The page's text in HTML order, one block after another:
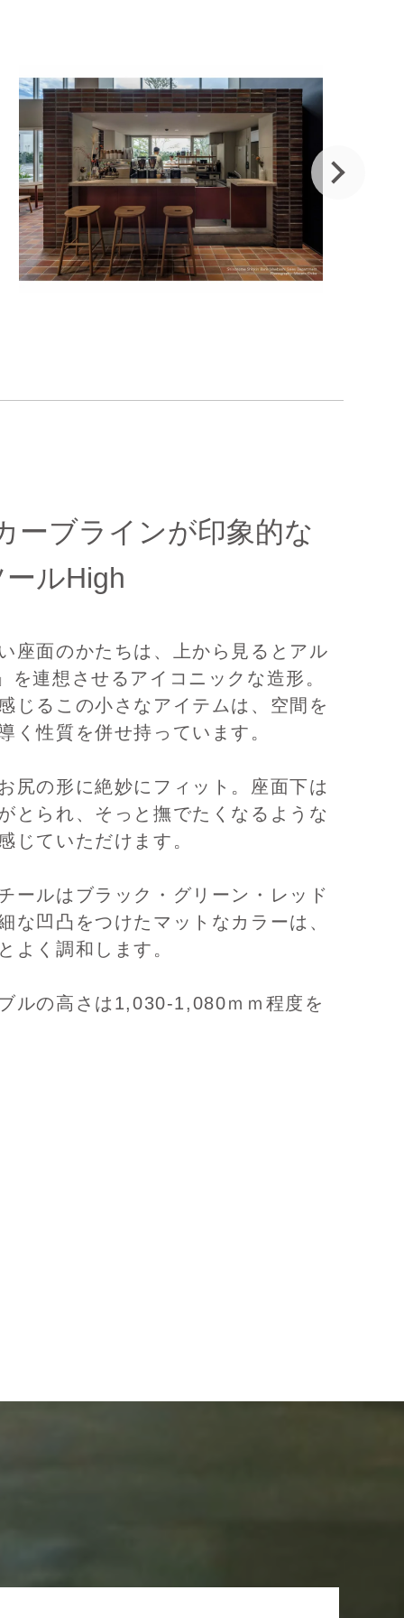
ーブラインが印象的な
ルHigh
座面のかたちは、上から見るとアル
を連想させるアイコニックな造形。
じるこの小さなアイテムは、空間を
く性質を併せ持っています。
尻の形に絶妙にフィット。座面下は
とられ、そっと撫でたくなるような
じていただけます。
ールはブラック・グリーン・レッド
な凹凸をつけたマットなカラーは、
よく調和します。
ルの高さは1,030-1,080ｍｍ程度を